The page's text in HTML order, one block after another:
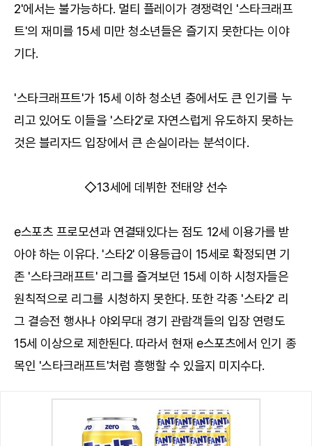
2'에서는 불가능하다. 멀티 플레이가 경쟁력인 '스타크래프
트'의 재미를 15세 미만 청소년들은 즐기지 못한다는 이야
기다.
'스타크래프트'가 15세 이하 청소년 층에서도 큰 인기를 누
리고 있어도 이들을 '스타2'로 자연스럽게 유도하지 못하는
것은 블리자드 입장에서 큰 손실이라는 분석이다.
◇13세에 데뷔한 전태양 선수
e스포츠 프로모션과 연결돼있다는 점도 12세 이용가를 받
아야 하는 이유다. '스타2' 이용등급이 15세로 확정되면 기
존 '스타크래프트' 리그를 즐겨보던 15세 이하 시청자들은
원칙적으로 리그를 시청하지 못한다. 또한 각종 '스타2' 리
그 결승전 행사나 야외무대 경기 관람객들의 입장 연령도
15세 이상으로 제한된다. 따라서 현재 e스포츠에서 인기 종
목인 '스타크래프트'처럼 흥행할 수 있을지 미지수다.